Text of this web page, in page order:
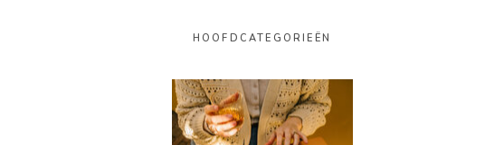
HOOFDCATEGORIEËN